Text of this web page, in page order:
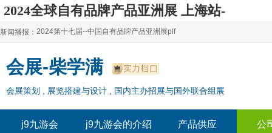
2024全球自有品牌产品亚洲展 上海站-
j9九游会
新闻播报：
2024上海自有品牌展--百货展|食品展 零售展|oem展
2024全球自有--品牌产品亚洲展（plf）
2024第十七届--中国自有品牌产品亚洲展plf
2024全球自有--品牌产品亚洲展（plf）
2024年上海--第17届自有品牌展
会展-柴学满
会展策划 , 展览搭建与设计 , 国内主办招展与国外联合组展
j9九游会 j9九游会的介绍 产品供应 公